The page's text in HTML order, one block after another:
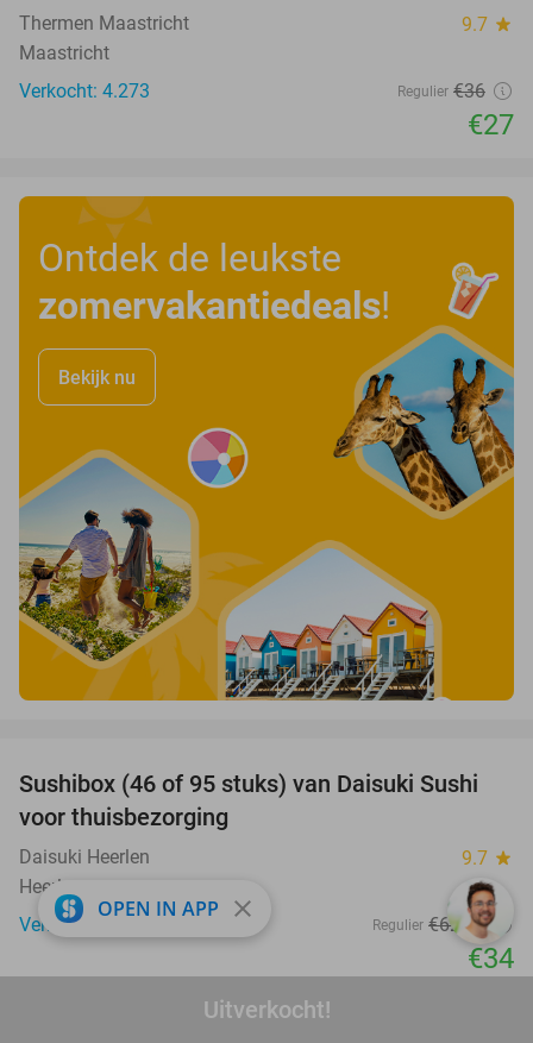
Uitverkocht!
Thermen Maastricht 9.7 star
Maastricht
Verkocht: 4.273
Regulier €36
€27
Ontdek de leukste
zomervakantiedeals!
Bekijk nu
46%
Sushibox (46 of 95 stuks) van Daisuki Sushi
voor thuisbezorging
Daisuki Heerlen 9.7 star
Heerlen
Verkocht: 253
Regulier €62 ,65
€34
OPEN IN APP close